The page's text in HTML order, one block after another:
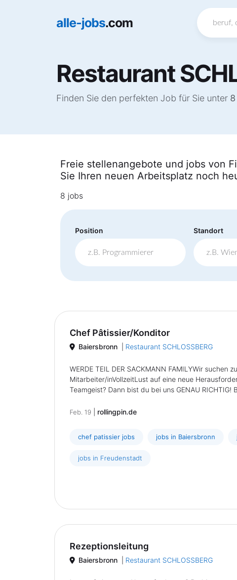
alle-jobs.com
Restaurant
Finden Sie den perfekten Job für Sie unter 8
Freie stellenangebote und jobs von
Sie Ihren neuen Arbeitsplatz noch
8 jobs
Position Standort
Chef Pâtissier/Konditor
Baiersbronn Restaurant SCHLOSSBERG
WERDE TEIL DER SACKMANN FAMILYWir suchen
Mitarbeiter/inVollzeitLust auf eine neue
Teamgeist? Dann bist du bei uns GENAU
Feb. 19 rollingpin.de
chef patissier jobs jobs in Baiersbronn
jobs in Freudenstadt
Rezeptionsleitung
Baiersbronn Restaurant SCHLOSSBERG